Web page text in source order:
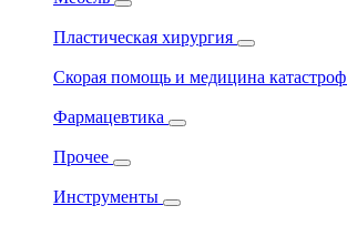
Пластическая хирургия
Скорая помощь и медицина катастроф
Фармацевтика
Прочее
Инструменты